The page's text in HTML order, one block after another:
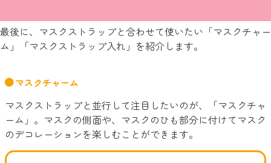
最後に、マスクストラップと合わせて使いたい「マスクチャー
ム」「マスクストラップ入れ」を紹介します。
マスクチャーム
マスクストラップと並行して注目したいのが、「マスクチャ
ーム」。マスクの側面や、マスクのひも部分に付けてマスク
のデコレーションを楽しむことができます。